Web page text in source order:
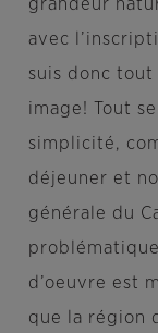
avec
suis donc tout
image! Tout
simplicité,
déjeuner et
générale du
d’oeuvre est
que la région